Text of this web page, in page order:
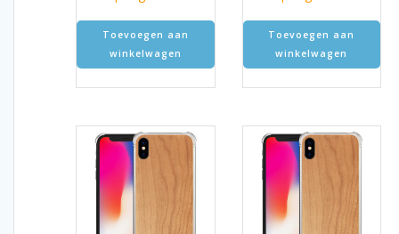
Toevoegen aan
winkelwagen
Toevoegen aan
winkelwagen